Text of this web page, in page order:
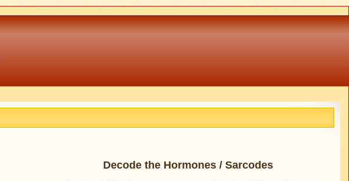
Decode the Hormones / Sarcodes